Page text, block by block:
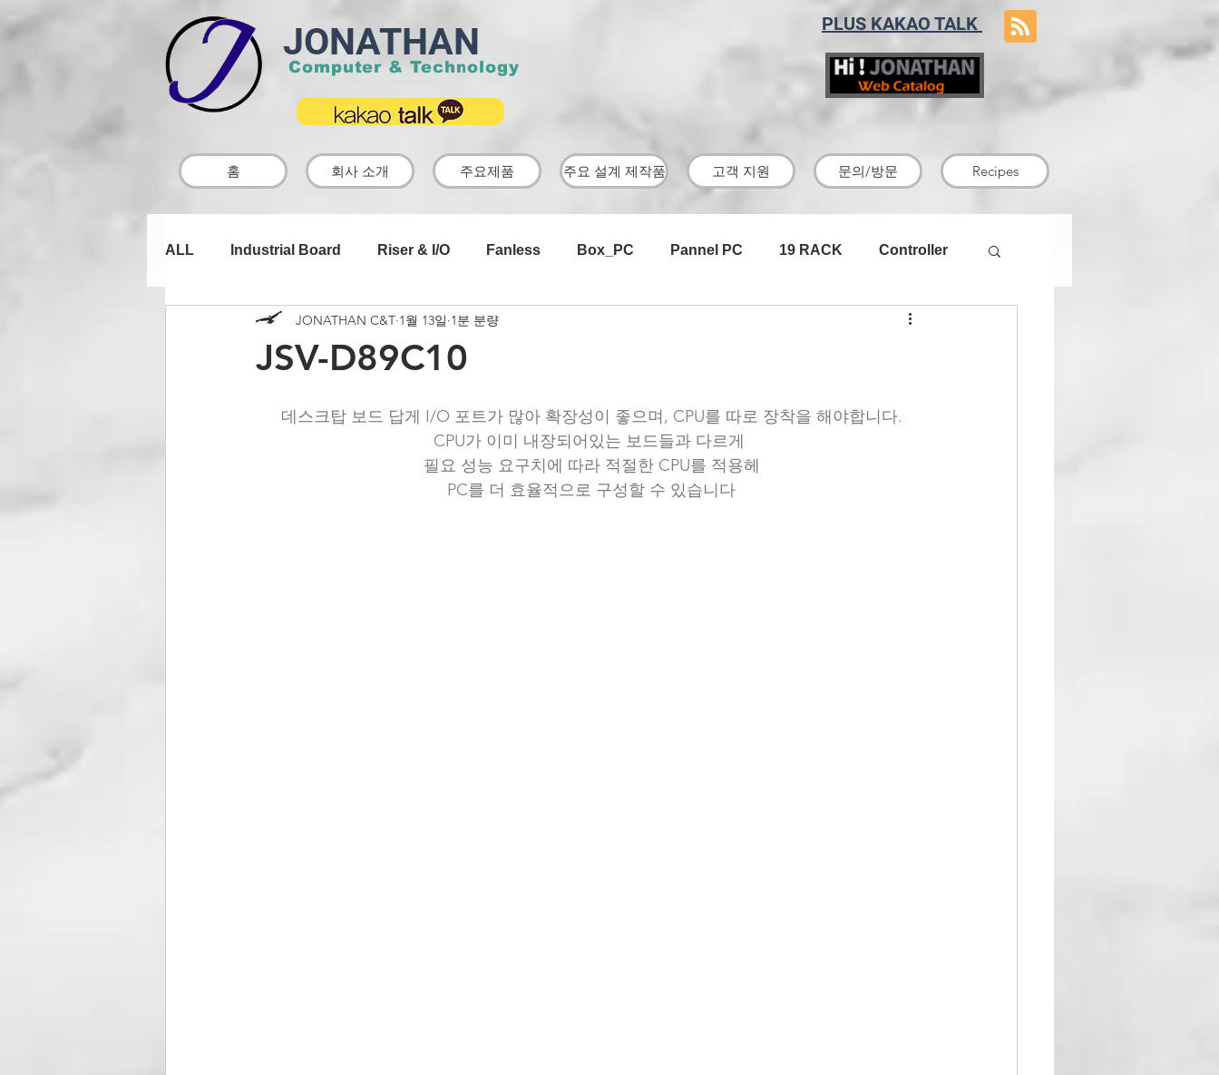
JONATHAN
Computer & Technology
PLUS KAKAO TALK
홈 회사 소개 주요제품 주요 설계 제작품 고객 지원 문의/방문 Recipes
ALL Industrial Board Riser & I/O Fanless Box_PC Pannel PC 19 RACK Controller
Case ODM TOUCH LCD AD Board 1U파워-서버용
JSV-D89C10
JONATHAN C&T 1월 13일 1분 분량
데스크탑 보드 답게 I/O 포트가 많아 확장성이 좋으며, CPU를 따로 장착을 해야합니다.
CPU가 이미 내장되어있는 보드들과 다르게
필요 성능 요구치에 따라 적절한 CPU를 적용헤
PC를 더 효율적으로 구성할 수 있습니다